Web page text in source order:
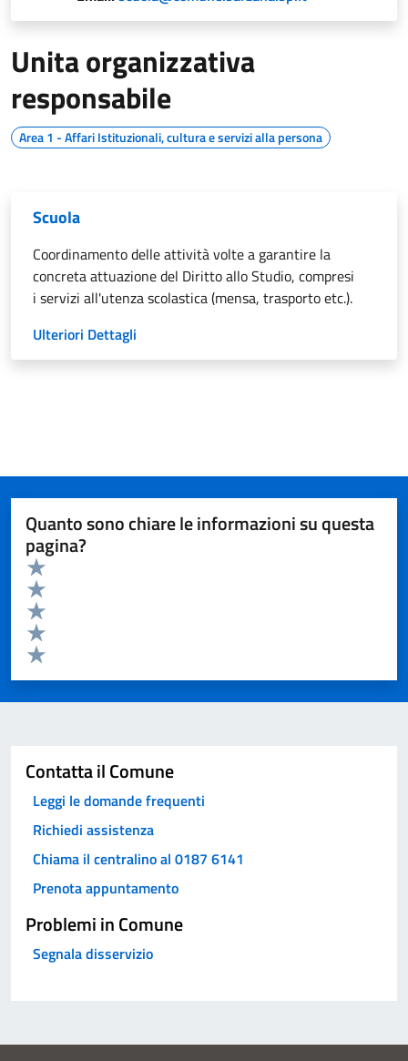
Unita organizzativa
responsabile
Area 1 - Affari Istituzionali, cultura e servizi alla persona
Scuola
Coordinamento delle attività volte a garantire la
concreta attuazione del Diritto allo Studio, compresi
i servizi all'utenza scolastica (mensa, trasporto etc.).
Ulteriori Dettagli
Quanto sono chiare le informazioni su questa
pagina?
Valuta da 1 a 5 stelle la pagina
Valuta 5 stelle su 5
Valuta 4 stelle su 5
Valuta 3 stelle su 5
Valuta 2 stelle su 5
Valuta 1 stelle su 5
Contatta il Comune
Leggi le domande frequenti
Richiedi assistenza
Chiama il centralino al 0187 6141
Prenota appuntamento
Problemi in Comune
Segnala disservizio